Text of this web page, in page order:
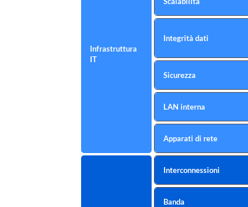
Infrastruttura
IT
Integrità dati
Sicurezza
LAN interna
Apparati di rete
Interconnessioni
Banda